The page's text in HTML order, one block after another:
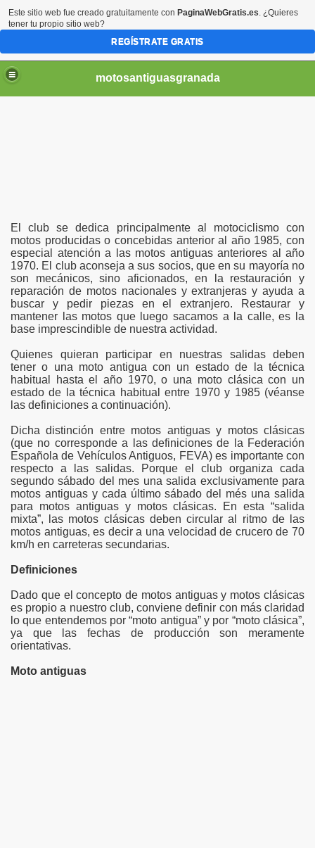
motosantiguasgranada
El club se dedica principalmente al motociclismo con
motos producidas o concebidas anterior al año 1985, con
especial atención a las motos antiguas anteriores al año
1970. El club aconseja a sus socios, que en su mayoría no
son mecánicos, sino aficionados, en la restauración y
reparación de motos nacionales y extranjeras y ayuda a
buscar y pedir piezas en el extranjero. Restaurar y
mantener las motos que luego sacamos a la calle, es la
base imprescindible de nuestra actividad.
Quienes quieran participar en nuestras salidas deben
tener o una moto antigua con un estado de la técnica
habitual hasta el año 1970, o una moto clásica con un
estado de la técnica habitual entre 1970 y 1985 (véanse
las definiciones a continuación).
Dicha distinción entre motos antiguas y motos clásicas
(que no corresponde a las definiciones de la Federación
Española de Vehículos Antiguos, FEVA) es importante con
respecto a las salidas. Porque el club organiza cada
segundo sábado del mes una salida exclusivamente para
motos antiguas y cada último sábado del més una salida
para motos antiguas y motos clásicas. En esta “salida
mixta”, las motos clásicas deben circular al ritmo de las
motos antiguas, es decir a una velocidad de crucero de 70
km/h en carreteras secundarias.
Definiciones
Dado que el concepto de motos antiguas y motos clásicas
es propio a nuestro club, conviene definir con más claridad
lo que entendemos por “moto antigua” y por “moto clásica”,
ya que las fechas de producción son meramente
orientativas.
Moto antiguas
Este sitio web fue creado gratuitamente con PaginaWebGratis.es. ¿Quieres
tener tu propio sitio web?
REGÍSTRATE GRATIS